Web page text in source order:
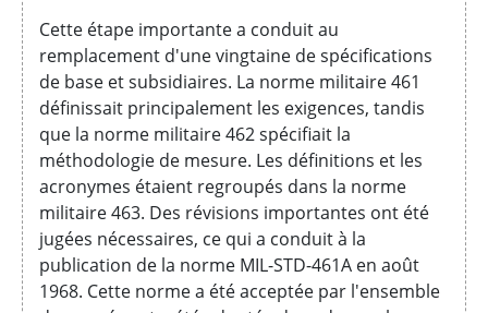
Cette étape importante a conduit au
remplacement d'une vingtaine de spécifications
de base et subsidiaires. La norme militaire 461
définissait principalement les exigences, tandis
que la norme militaire 462 spécifiait la
méthodologie de mesure. Les définitions et les
acronymes étaient regroupés dans la norme
militaire 463. Des révisions importantes ont été
jugées nécessaires, ce qui a conduit à la
publication de la norme MIL-STD-461A en août
1968. Cette norme a été acceptée par l'ensemble